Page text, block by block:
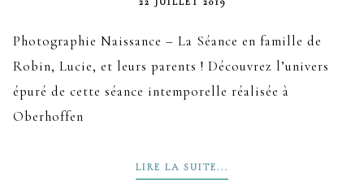
Photographie Naissance – La Séance en famille de
Robin, Lucie, et leurs parents ! Découvrez l’univers
épuré de cette séance intemporelle réalisée à
Oberhoffen
LIRE LA SUITE...